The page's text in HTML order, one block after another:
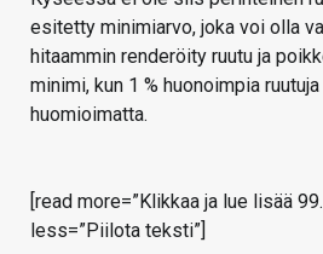
esitetty minimiarvo, joka voi olla
hitaammin renderöity ruutu ja
minimi, kun 1 % huonoimpia
huomioimatta.
[read more=”Klikkaa ja lue lisää
less=”Piilota teksti”]